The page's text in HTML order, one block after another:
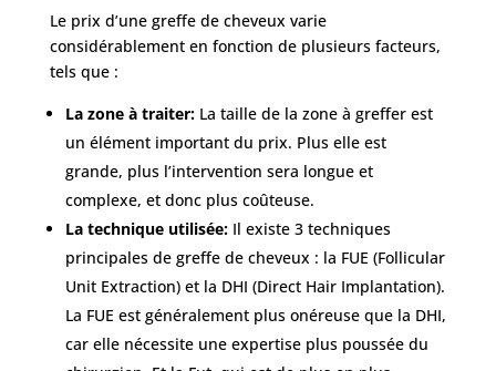
Obésité
chirurgiens
FAQ
Services
cliniques
Le prix d’une greffe de cheveux varie
considérablement en fonction de plusieurs facteurs,
tels que :
La zone à traiter:La taille de la zone à greffer est
un élément important du prix. Plus elle est
grande, plus l’intervention sera longue et
complexe, et donc plus coûteuse.
La technique utilisée:Il existe 3 techniques
principales de greffe de cheveux : la FUE (Follicular
Unit Extraction) et la DHI (Direct Hair Implantation).
La FUE est généralement plus onéreuse que la DHI,
car elle nécessite une expertise plus poussée du